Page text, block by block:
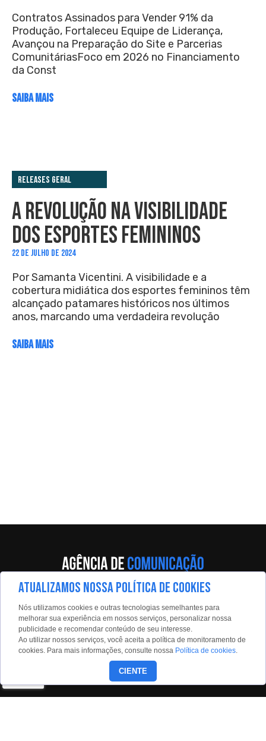
Contratos Assinados para Vender 91% da
Produção, Fortaleceu Equipe de Liderança,
Avançou na Preparação do Site e Parcerias
ComunitáriasFoco em 2026 no Financiamento
da Const
SAIBA MAIS
Releases Geral
A REVOLUÇÃO NA VISIBILIDADE
DOS ESPORTES FEMININOS
22 DE JULHO DE 2024
Por Samanta Vicentini. A visibilidade e a
cobertura midiática dos esportes femininos têm
alcançado patamares históricos nos últimos
anos, marcando uma verdadeira revolução
SAIBA MAIS
Av. Eng. Caetano Álvares, 55 - 5º andar
Limão, São Paulo, 02598-900
Contato:
estadaoconteudo@estadao.com
(11)99350-0439
ATUALIZAMOS NOSSA POLÍTICA DE COOKIES
Nós utilizamos cookies e outras tecnologias semelhantes para
melhorar sua experiência em nossos serviços, personalizar nossa
publicidade e recomendar conteúdo de seu interesse.
Ao utilizar nossos serviços, você aceita a política de monitoramento de
cookies. Para mais informações, consulte nossa Política de cookies.
CIENTE